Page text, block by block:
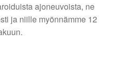
ajoneuvoista, ne
ja niille myönnämme 12